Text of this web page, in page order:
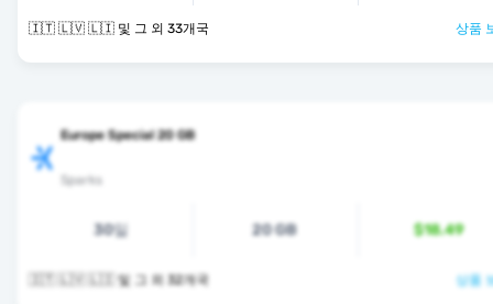
🇮🇹 🇱🇻 🇱🇮 및 그 외 33개국 상품
Europe Special 20 GB
Sparks
30일 20 GB $18.49
🇮🇹 🇱🇻 🇱🇮 및 그 외 32개국 상품